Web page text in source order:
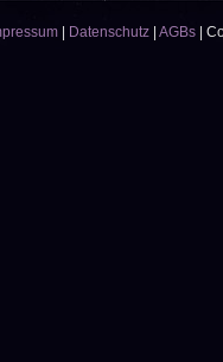
Datenschutz AGBs